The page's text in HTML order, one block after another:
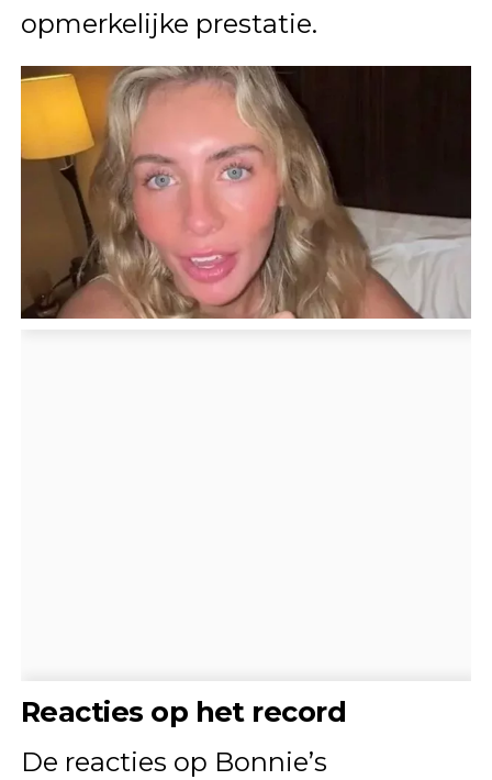
opmerkelijke prestatie.
Reacties op het record
De reacties op Bonnie’s